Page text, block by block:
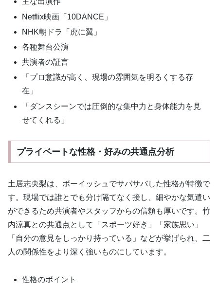
Netflix映画「10DANCE」
NHK朝ドラ「虎に翼」
各種舞台公演
共演者の証言
「プロ意識が高く、現場の雰囲気を明るくする存
在」
「ダンスシーンでは圧倒的な集中力と身体能力を見
せてくれる」
プライベートな性格・好みの共通点分析
土居志央梨は、ボーイッシュでサバサバした性格が特徴で
す。現場では誰とでも分け隔てなく接し、細やかな気遣い
ができるため共演者やスタッフからの信頼も厚いです。竹
内涼真との共通点として「スポーツ好き」「家族思い」
「自分の意見をしっかり持っている」などが挙げられ、二
人の関係性をより深く強いものにしています。
性格のポイント